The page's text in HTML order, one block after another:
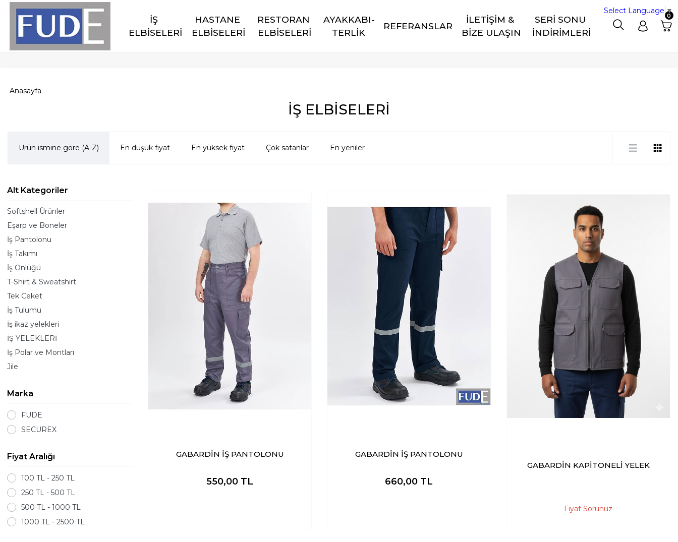
İŞ
ELBİSELERİ
HASTANE
ELBİSELERİ
RESTORAN
ELBİSELERİ
AYAKKABI-
TERLİK
REFERANSLAR
İLETİŞİM &
BİZE ULAŞIN
SERİ SONU
İNDİRİMLERİ
0
İŞ ELBİSELERİ
Anasayfa
Ürün ismine göre (A-Z) En düşük fiyat En yüksek fiyat Çok satanlar En yeniler
Alt Kategoriler
Softshell Ürünler
Eşarp ve Boneler
İş Pantolonu
İş Takımı
İş Önlüğü
T-Shirt & Sweatshirt
Tek Ceket
İş Tulumu
İş ikaz yelekleri
İŞ YELEKLERİ
İş Polar ve Montları
Jile
Marka
FUDE
SECUREX
Fiyat Aralığı
100 TL - 250 TL
250 TL - 500 TL
500 TL - 1000 TL
1000 TL - 2500 TL
GABARDİN İŞ PANTOLONU
550,00 TL
GABARDİN İŞ PANTOLONU
660,00 TL
GABARDİN KAPİTONELİ YELEK
Fiyat Sorunuz
Select Language ▼